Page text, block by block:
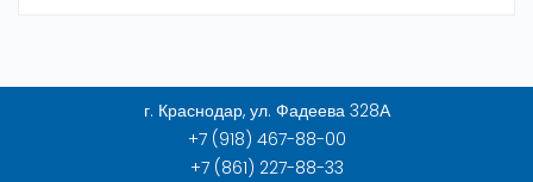
г. Краснодар, ул. Фадеева 328А
+7 (918) 467-88-00
+7 (861) 227-88-33